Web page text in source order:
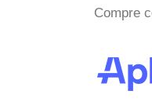
Compre